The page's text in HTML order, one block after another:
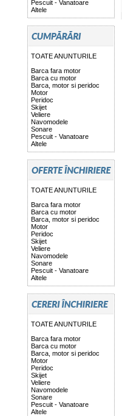
Pescuit - Vanatoare
Altele
TOATE ANUNTURILE
Barca fara motor
Barca cu motor
Barca, motor si peridoc
Motor
Peridoc
Skijet
Veliere
Navomodele
Sonare
Pescuit - Vanatoare
Altele
TOATE ANUNTURILE
Barca fara motor
Barca cu motor
Barca, motor si peridoc
Motor
Peridoc
Skijet
Veliere
Navomodele
Sonare
Pescuit - Vanatoare
Altele
TOATE ANUNTURILE
Barca fara motor
Barca cu motor
Barca, motor si peridoc
Motor
Peridoc
Skijet
Veliere
Navomodele
Sonare
Pescuit - Vanatoare
Altele